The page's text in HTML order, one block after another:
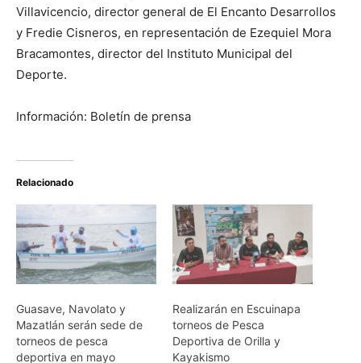
Villavicencio, director general de El Encanto Desarrollos
y Fredie Cisneros, en representación de Ezequiel Mora
Bracamontes, director del Instituto Municipal del
Deporte.
Información: Boletín de prensa
Relacionado
Guasave, Navolato y
Mazatlán serán sede de
torneos de pesca
deportiva en mayo
Realizarán en Escuinapa
torneos de Pesca
Deportiva de Orilla y
Kayakismo